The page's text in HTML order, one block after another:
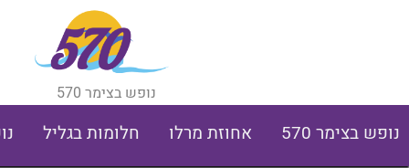
נופש בצימר 570
נופש בצימר 570 אחוזת מרלו חלומות בגליל